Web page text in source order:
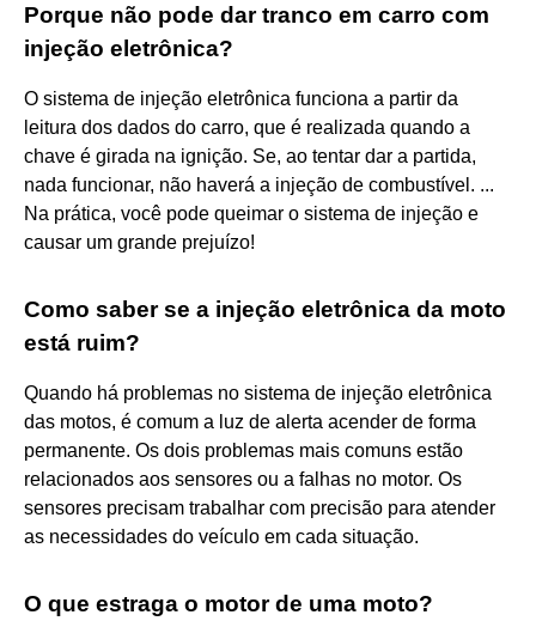
Porque não pode dar tranco em carro com
injeção eletrônica?
O sistema de injeção eletrônica funciona a partir da
leitura dos dados do carro, que é realizada quando a
chave é girada na ignição. Se, ao tentar dar a partida,
nada funcionar, não haverá a injeção de combustível. ...
Na prática, você pode queimar o sistema de injeção e
causar um grande prejuízo!
Como saber se a injeção eletrônica da moto
está ruim?
Quando há problemas no sistema de injeção eletrônica
das motos, é comum a luz de alerta acender de forma
permanente. Os dois problemas mais comuns estão
relacionados aos sensores ou a falhas no motor. Os
sensores precisam trabalhar com precisão para atender
as necessidades do veículo em cada situação.
O que estraga o motor de uma moto?